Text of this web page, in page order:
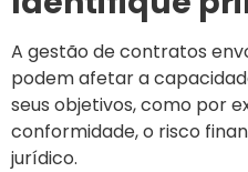
A gestão de contratos
podem afetar a
seus objetivos, como por
conformidade, o risco
jurídico.